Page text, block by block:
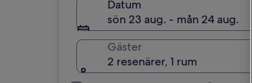
Datum
sön 23 aug. - mån 24 aug.
Gäster
2 resenärer, 1 rum